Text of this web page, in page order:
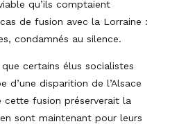
qu’ils comptaient
de fusion avec la Lorraine :
condamnés au silence.
certains élus socialistes
d’une disparition de l’Alsace
fusion préserverait la
sont maintenant pour leurs